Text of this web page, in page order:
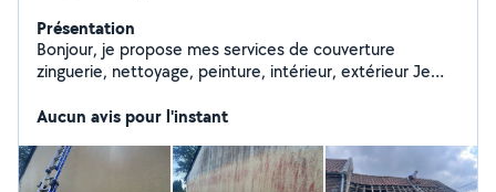
Présentation
Bonjour, je propose mes services de couverture
zinguerie, nettoyage, peinture, intérieur, extérieur Je
et déplacement gratuit vérification de toiture par drone
petits travaux et je reste disponible
Aucun avis pour l'instant